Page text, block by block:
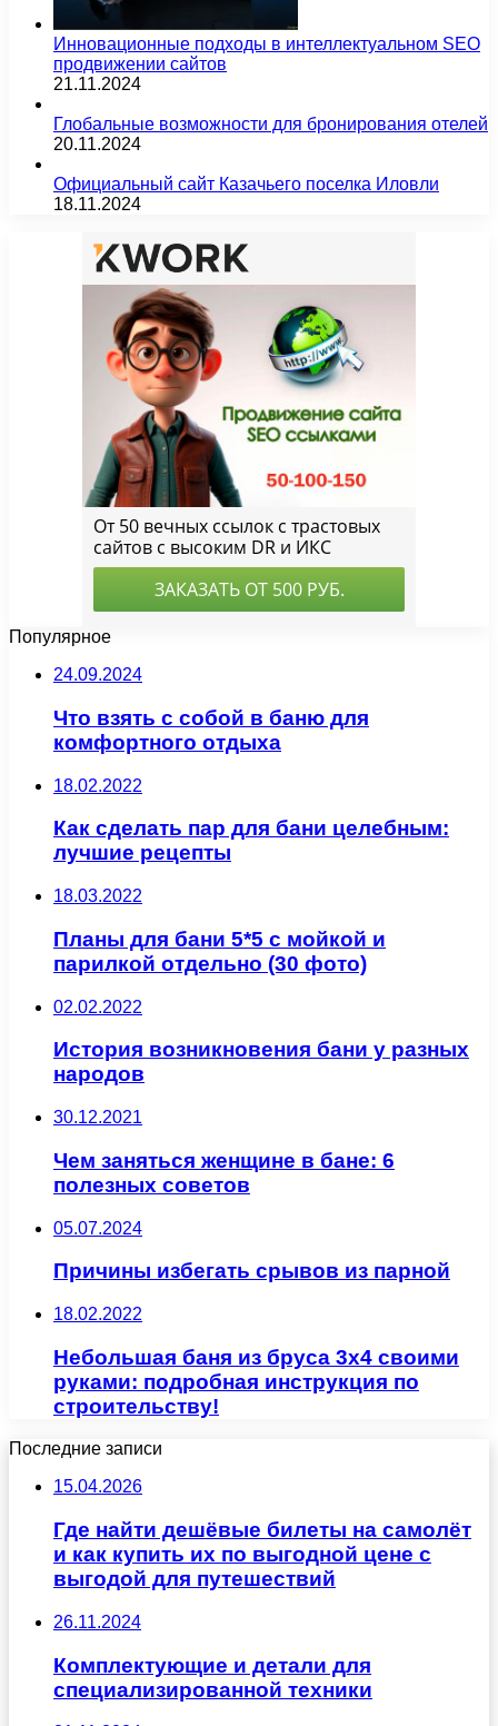
Инновационные подходы в интеллектуальном SEO
продвижении сайтов
21.11.2024
Глобальные возможности для бронирования отелей
20.11.2024
Официальный сайт Казачьего поселка Иловли
18.11.2024
Популярное
24.09.2024
Что взять с собой в баню для
комфортного отдыха
18.02.2022
Как сделать пар для бани целебным:
лучшие рецепты
18.03.2022
Планы для бани 5*5 с мойкой и
парилкой отдельно (30 фото)
02.02.2022
История возникновения бани у разных
народов
30.12.2021
Чем заняться женщине в бане: 6
полезных советов
05.07.2024
Причины избегать срывов из парной
18.02.2022
Небольшая баня из бруса 3х4 своими
руками: подробная инструкция по
строительству!
Последние записи
15.04.2026
Где найти дешёвые билеты на самолёт
и как купить их по выгодной цене с
выгодой для путешествий
26.11.2024
Комплектующие и детали для
специализированной техники